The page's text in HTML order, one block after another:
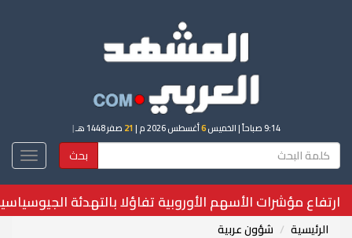
9:14 صباحاً | الخميس6أغسطس 2026 م | 21 صفر 1448 هـ |
بحث
أسعار العملات المشفرة تتباين وسط ترقب بيانات التوظيف
الرئيسية شؤون عربية